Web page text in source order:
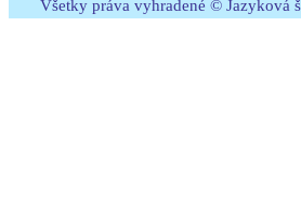
Všetky práva vyhradené © Jazyková